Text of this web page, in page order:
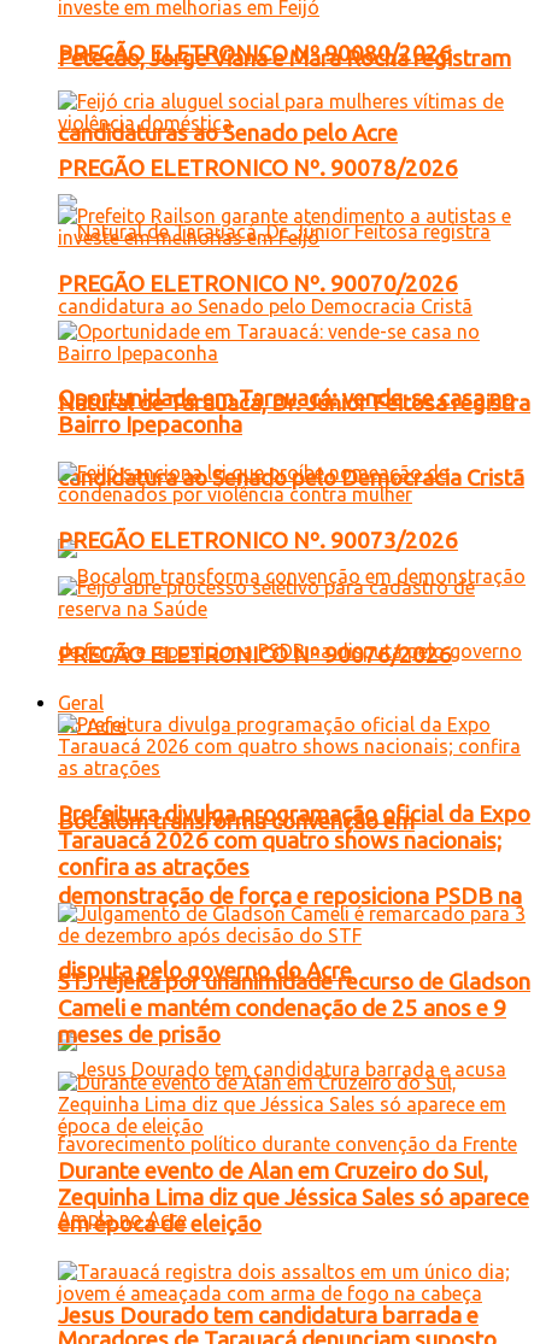
Petecão, Jorge Viana e Mara Rocha registram
candidaturas ao Senado pelo Acre
Natural de Tarauacá, Dr. Júnior Feitosa registra
candidatura ao Senado pelo Democracia Cristã
Bocalom transforma convenção em
demonstração de força e reposiciona PSDB na
disputa pelo governo do Acre
Jesus Dourado tem candidatura barrada e
PREGÃO ELETRONICO Nº 90080/2026
PREGÃO ELETRONICO Nº. 90078/2026
PREGÃO ELETRONICO Nº. 90070/2026
Oportunidade em Tarauacá: vende-se casa no
Bairro Ipepaconha
PREGÃO ELETRONICO Nº. 90073/2026
PREGÃO ELETRONICO Nº 90076/2026
Geral
Prefeitura divulga programação oficial da Expo
Tarauacá 2026 com quatro shows nacionais;
confira as atrações
STJ rejeita por unanimidade recurso de Gladson
Cameli e mantém condenação de 25 anos e 9
meses de prisão
Durante evento de Alan em Cruzeiro do Sul,
Zequinha Lima diz que Jéssica Sales só aparece
em época de eleição